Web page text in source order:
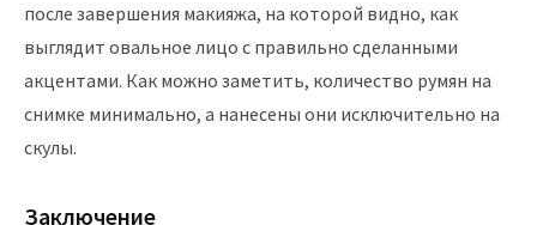
после завершения макияжа, на которой видно, как
выглядит овальное лицо с правильно сделанными
акцентами. Как можно заметить, количество румян на
снимке минимально, а нанесены они исключительно на
скулы.
Заключение